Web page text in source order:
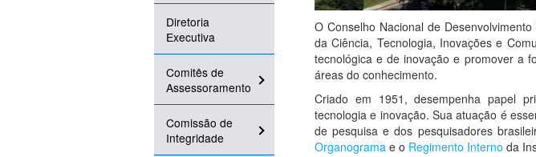
Diretoria
Executiva
Comitês de
Assessoramento
Comissão de
Integridade
O Conselho Nacional de
da Ciência, Tecnologia, Inovações e
tecnológica e de inovação e promover a
áreas do conhecimento.
Criado em 1951, desempenha papel
tecnologia e inovação. Sua atuação é
de pesquisa e dos pesquisadores
Organograma e o Regimento Interno da